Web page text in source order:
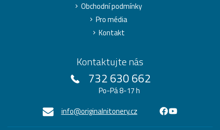
Obchodní podmínky
Pro média
Kontakt
Kontaktujte nás
732 630 662
Po-Pá 8-17 h
info@originalnitonery.cz